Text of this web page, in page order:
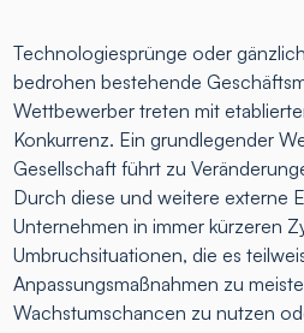
Technologiesprünge oder
bedrohen bestehende
Wettbewerber treten mit
Konkurrenz. Ein grundlegender
Gesellschaft führt zu
Durch diese und weitere externe
Unternehmen in immer kürzeren
Umbruchsituationen, die es
Anpassungsmaßnahmen zu
Wachstumschancen zu nutzen